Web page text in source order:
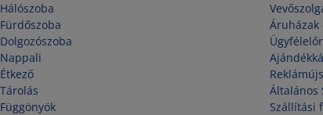
Hálószoba
Fürdőszoba
Dolgozószoba
Nappali
Étkező
Tárolás
Függönyök
Áruházak
Általános
Szállítási